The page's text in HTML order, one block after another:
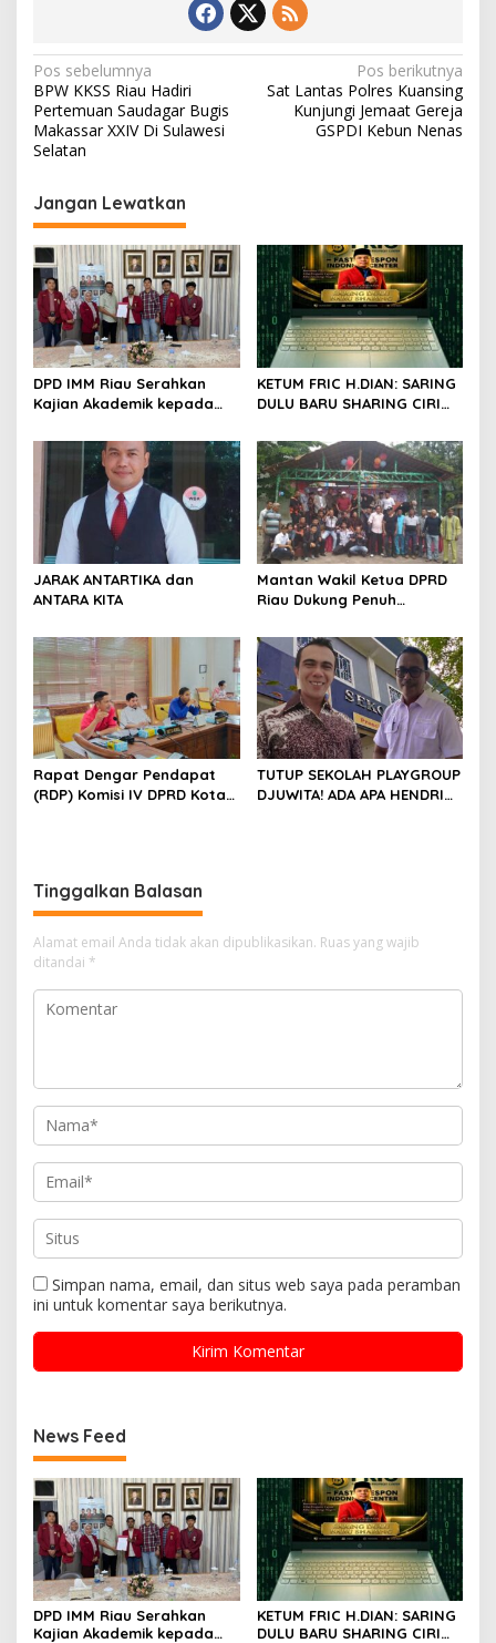
N
a
v
g
a
s
i
p
o
s
Pos sebelumnya
BPW KKSS Riau Hadiri
Pertemuan Saudagar Bugis
Makassar XXIV Di Sulawesi
Selatan
Pos berikutnya
Sat Lantas Polres Kuansing
Kunjungi Jemaat Gereja
GSPDI Kebun Nenas
Jangan Lewatkan
DPD IMM Riau Serahkan
Kajian Akademik kepada
Keadilan bagi Provinsi Riau
KETUM FRIC H.DIAN: SARING
DULU BARU SHARING CIRI
SOSIAL
JARAK ANTARTIKA dan
ANTARA KITA
Mantan Wakil Ketua DPRD
Riau Dukung Penuh
Perjuangan Lahirnya
Kabupaten Kepulauan
Meranti
Rapat Dengar Pendapat
(RDP) Komisi IV DPRD Kota
TUTUP SEKOLAH PLAYGROUP
DJUWITA! ADA APA HENDRI
Tinggalkan Balasan
Alamat email Anda tidak akan dipublikasikan. Ruas yang wajib
ditandai *
Simpan nama, email, dan situs web saya pada peramban
ini untuk komentar saya berikutnya.
News Feed
DPD IMM Riau Serahkan
Kajian Akademik kepada
KETUM FRIC H.DIAN: SARING
DULU BARU SHARING CIRI